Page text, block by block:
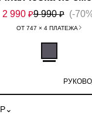
2 990 ₽9 990₽ (-
ОТ 747 × 4 ПЛАТЕЖА